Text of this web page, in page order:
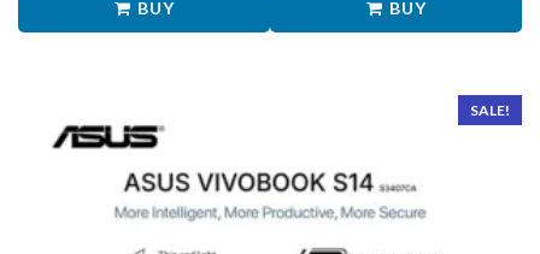
BUY BUY
SALE!